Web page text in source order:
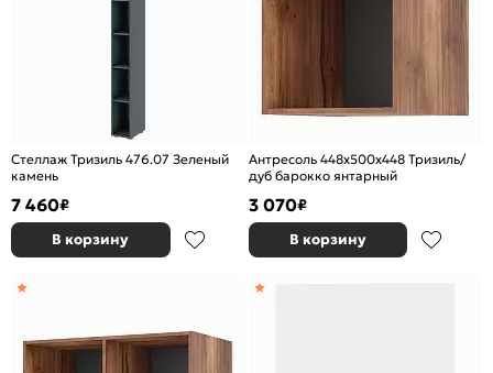
Стеллаж Тризиль 476.07 Зеленый
камень
7 460₽
В корзину
Антресоль 448x500x448 Тризиль/
дуб барокко янтарный
3 070₽
В корзину